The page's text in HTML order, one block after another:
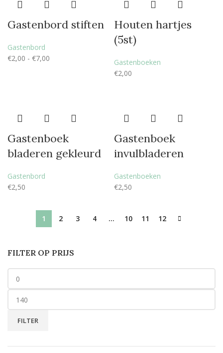
FILTER OP PRIJS
FILTER
Gastenbord stiften
Gastenbord
€2,00 - €7,00
Houten hartjes
(5st)
Gastenboeken
€2,00
Gastenboek
bladeren gekleurd
Gastenbord
€2,50
Gastenboek
invulbladeren
Gastenboeken
€2,50
1 2 3 4 … 10 11 12